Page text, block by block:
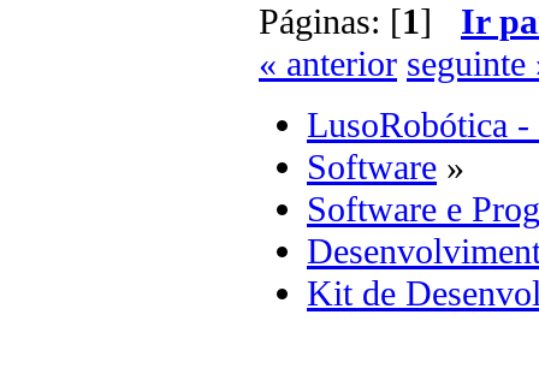
Páginas: [1] Ir
« anterior seguinte
LusoRobótica -
Software »
Software e
Kit de